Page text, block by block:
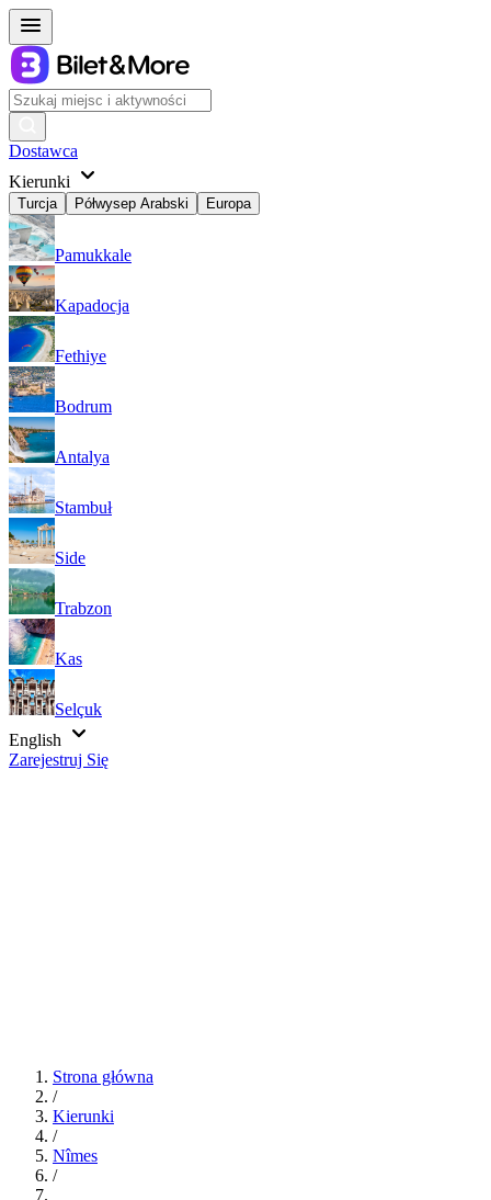
Dostawca
Kierunki
Turcja Półwysep Arabski Europa
Pamukkale
Kapadocja
Fethiye
Bodrum
Antalya
Stambuł
Side
Trabzon
Kas
Selçuk
English
Zarejestruj Się
Strona główna
/
Kierunki
/
Nîmes
/